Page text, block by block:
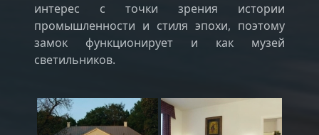
интерес с точки зрения истории
промышленности и стиля эпохи, поэтому
замок функционирует и как музей
светильников.